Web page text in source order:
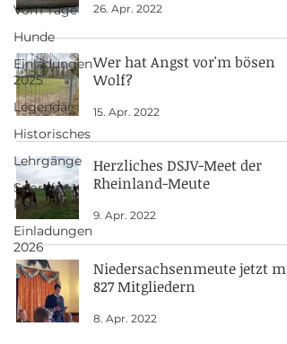
Vom Tage
Hunde
Einladungen
2025
Legendär
Historisches
Lehrgänge
Sport in
Rot
Einladungen
2026
26. Apr. 2022
Wer hat Angst vor'm bösen
Wolf?
15. Apr. 2022
Herzliches DSJV-Meet der
Rheinland-Meute
9. Apr. 2022
Niedersachsenmeute jetzt mit
827 Mitgliedern
8. Apr. 2022